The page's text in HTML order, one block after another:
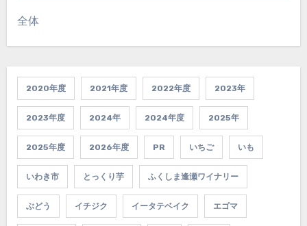
全体
2020年度 2021年度 2022年度 2023年
2023年度 2024年 2024年度 2025年
2025年度 2026年度 PR いちご いも
いわき市 とっくり芋 ふくしま逢瀬ワイナリー
ぶどう イチジク イータテベイク エゴマ